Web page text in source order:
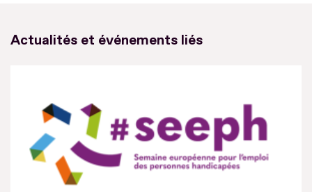
Actualités et événements liés